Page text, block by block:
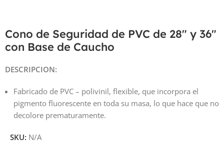
Cono de Seguridad de PVC de 28″ y 36″
con Base de Caucho
DESCRIPCION:
Fabricado de PVC – polivinil, flexible, que incorpora el
pigmento fluorescente en toda su masa, lo que hace que no
decolore prematuramente.
SKU: N/A